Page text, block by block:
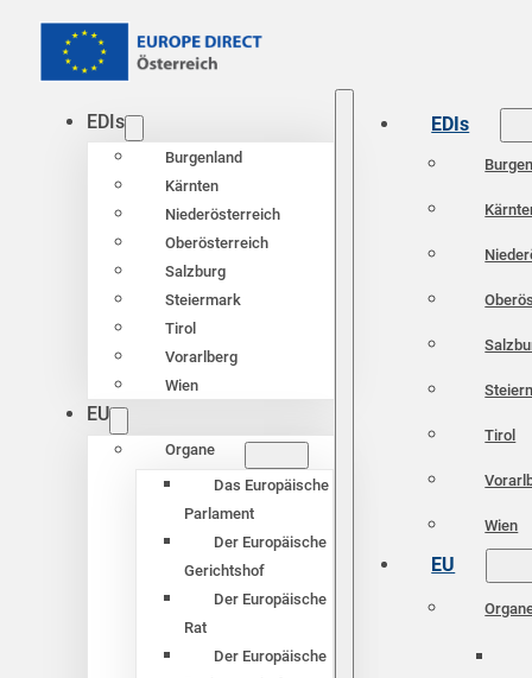
EDIs
Burgenland
Kärnten
Niederösterreich
Oberösterreich
Salzburg
Steiermark
Tirol
Vorarlberg
Wien
EU
Organe
Das Europäische
Parlament
Der Europäische
Gerichtshof
Der Europäische
Rat
Der Europäische
EDIs
Tirol
Wien
EU